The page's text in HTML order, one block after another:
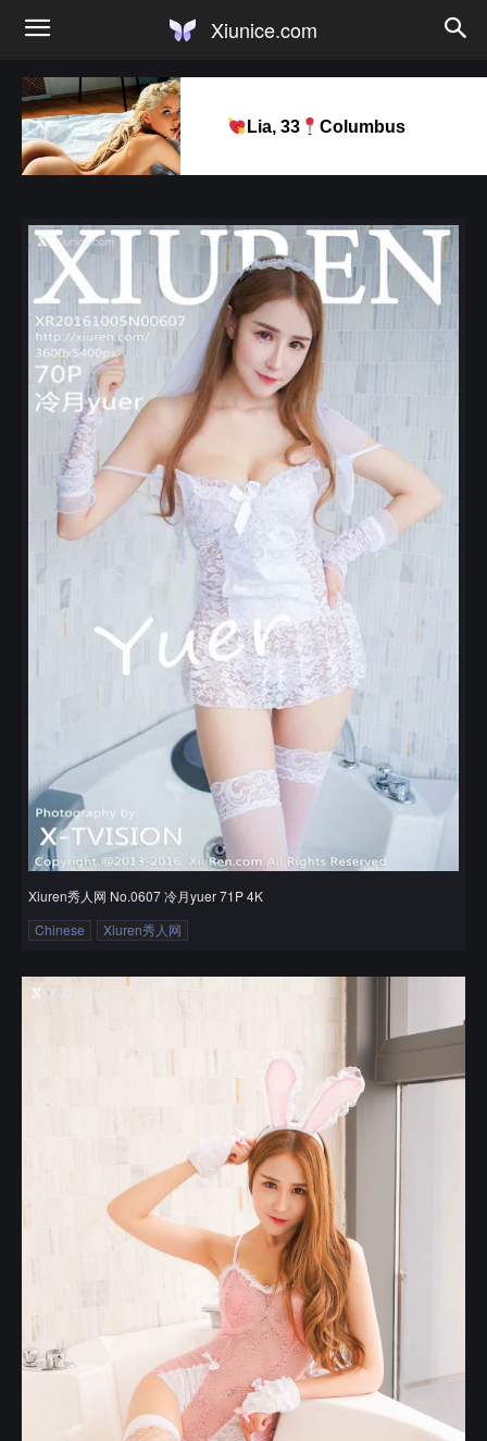
Xiunice.com
Lia, 33 Columbus
Xiuren秀人网 No.0607 冷月yuer 71P 4K
Chinese
Xiuren秀人网